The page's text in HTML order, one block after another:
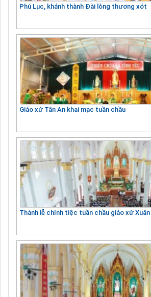
Phú Lục, khánh thành Đài lòng thương xót
Giáo xứ Tân An khai mạc tuần chầu
Thánh lễ chính tiệc tuần chầu giáo xứ